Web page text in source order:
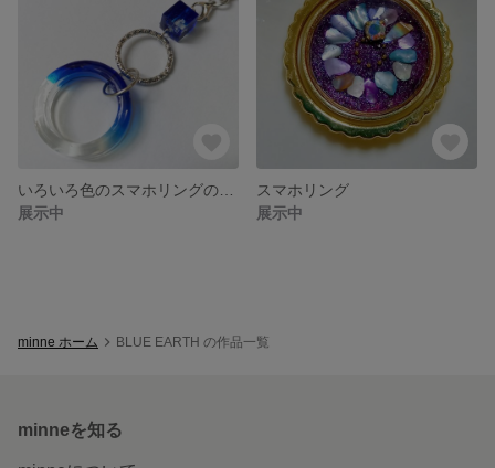
展示中
スマホリング
展示中
minne ホーム BLUE EARTH の作品一覧
minneを知る